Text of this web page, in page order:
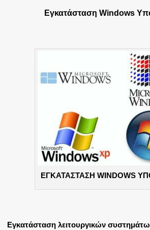
Εγκατάσταση Windows
ΕΓΚΑΤΑΣΤΑΣΗ WINDOWS
Εγκατάσταση λειτουργικών